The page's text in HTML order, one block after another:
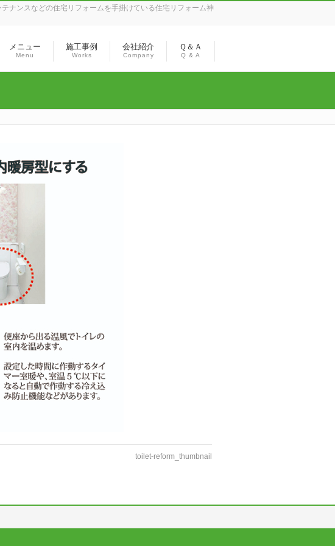
ナンスなどの住宅リフォームを手掛けている住宅リフォーム神
メニュー
Menu
施工事例
Works
会社紹介
Company
Ｑ＆Ａ
Q & A
toilet-reform_thumbnail